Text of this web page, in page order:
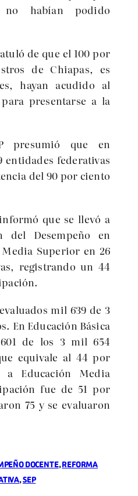
no habían podido
de que el 100 por
de Chiapas, es
hayan acudido al
presentarse a la
presumió que en
entidades federativas
del 90 por ciento
que se llevó a
del Desempeño en
Superior en 26
registrando un 44
mil 639 de 3
En Educación Básica
de los 3 mil 654
equivale al 44 por
Educación Media
fue de 51 por
75 y se evaluaron
DOCENTE, REFORMA
, SEP